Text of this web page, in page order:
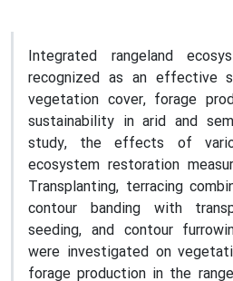
Integrated rangeland
recognized as an effective
vegetation cover, forage
sustainability in arid and
study, the effects of
ecosystem restoration
Transplanting, terracing
contour banding with
seeding, and contour
were investigated on
forage production in the